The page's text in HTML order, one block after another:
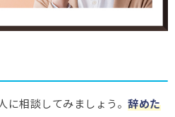
相談してみましょう。 辞めた